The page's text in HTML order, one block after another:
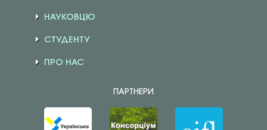
НАУКОВЦЮ
СТУДЕНТУ
ПРО НАС
ПАРТНЕРИ